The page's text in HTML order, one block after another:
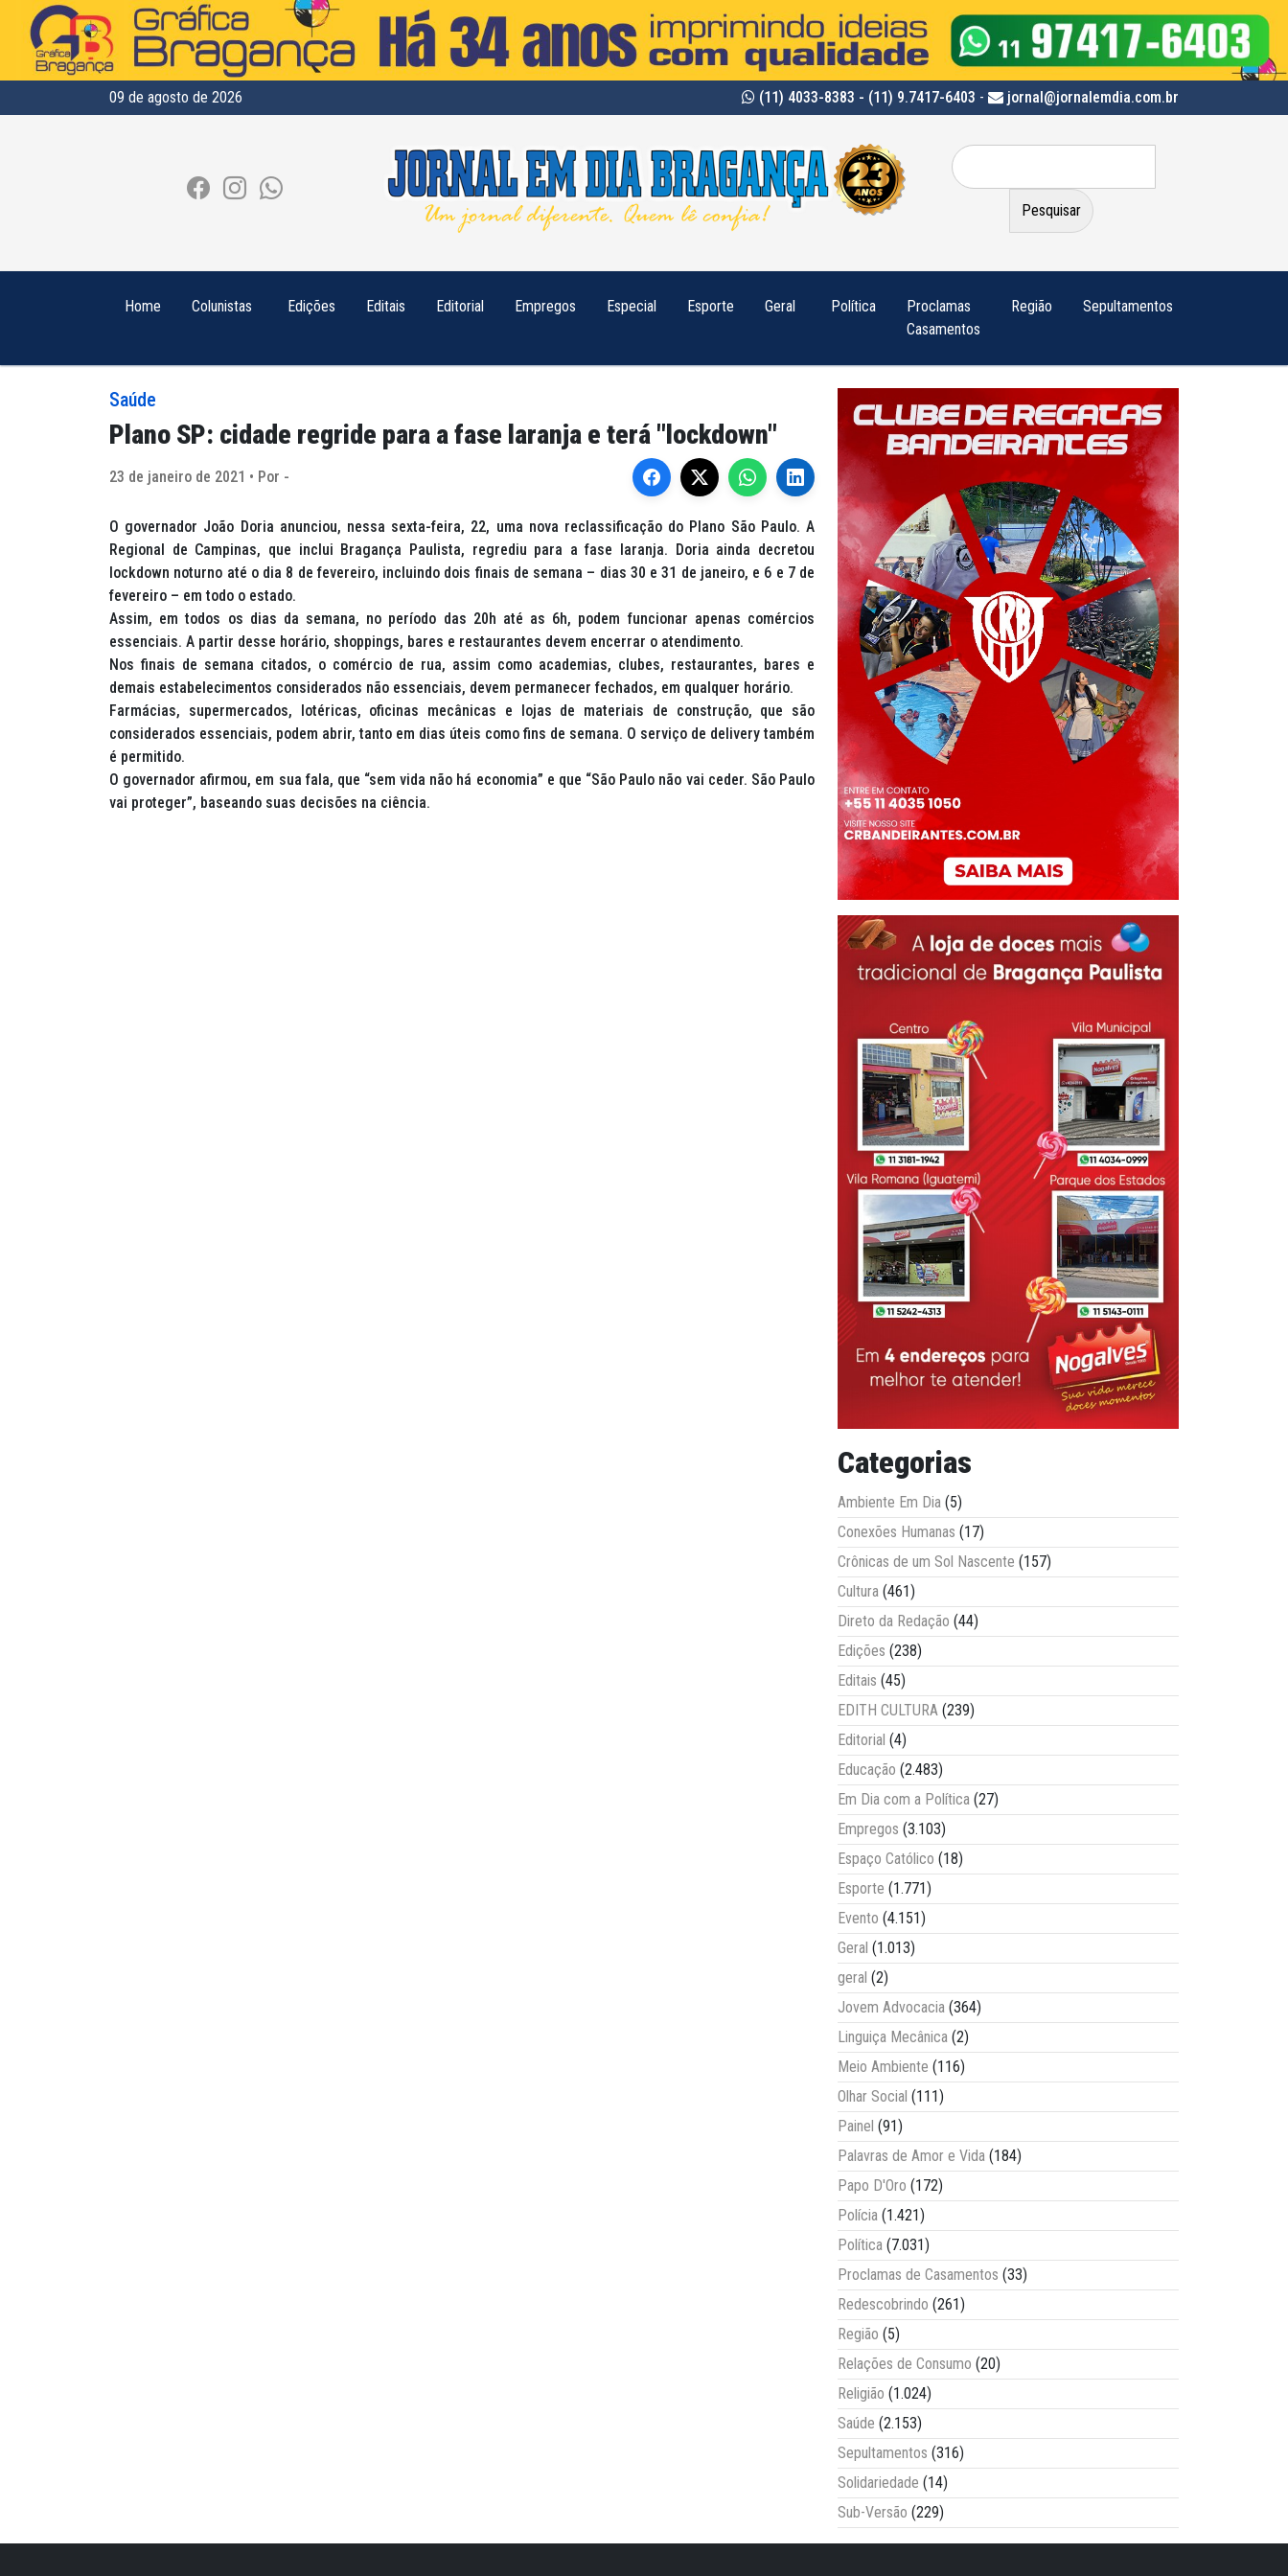
09 de agosto de 2026 (11) 4033-8383 - (11) 9.7417-6403 - jornal@jornalemdia.com.br
Pesquisar
por:
Home Colunistas Edições Editais Editorial Empregos Especial Esporte Geral Política
Proclamas
Casamentos
Região Sepultamentos
Saúde
Plano SP: cidade regride para a fase laranja e terá "lockdown"
23 de janeiro de 2021 • Por -
O governador João Doria anunciou, nessa sexta-feira, 22, uma nova reclassificação do Plano São Paulo. A
Regional de Campinas, que inclui Bragança Paulista, regrediu para a fase laranja. Doria ainda decretou
lockdown noturno até o dia 8 de fevereiro, incluindo dois finais de semana – dias 30 e 31 de janeiro, e 6 e 7 de
fevereiro – em todo o estado.
Assim, em todos os dias da semana, no período das 20h até as 6h, podem funcionar apenas comércios
essenciais. A partir desse horário, shoppings, bares e restaurantes devem encerrar o atendimento.
Nos finais de semana citados, o comércio de rua, assim como academias, clubes, restaurantes, bares e
demais estabelecimentos considerados não essenciais, devem permanecer fechados, em qualquer horário.
Farmácias, supermercados, lotéricas, oficinas mecânicas e lojas de materiais de construção, que são
considerados essenciais, podem abrir, tanto em dias úteis como fins de semana. O serviço de delivery também
é permitido.
O governador afirmou, em sua fala, que “sem vida não há economia” e que “São Paulo não vai ceder. São Paulo
vai proteger”, baseando suas decisões na ciência.
Categorias
Ambiente Em Dia (5)
Conexões Humanas (17)
Crônicas de um Sol Nascente (157)
Cultura (461)
Direto da Redação (44)
Edições (238)
Editais (45)
EDITH CULTURA (239)
Editorial (4)
Educação (2.483)
Em Dia com a Política (27)
Empregos (3.103)
Espaço Católico (18)
Esporte (1.771)
Evento (4.151)
Geral (1.013)
geral (2)
Jovem Advocacia (364)
Linguiça Mecânica (2)
Meio Ambiente (116)
Olhar Social (111)
Painel (91)
Palavras de Amor e Vida (184)
Papo D'Oro (172)
Polícia (1.421)
Política (7.031)
Proclamas de Casamentos (33)
Redescobrindo (261)
Região (5)
Relações de Consumo (20)
Religião (1.024)
Saúde (2.153)
Sepultamentos (316)
Solidariedade (14)
Sub-Versão (229)